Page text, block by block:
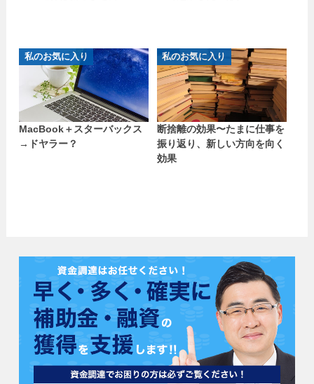
私のお気に入り
MacBook＋スターバックス
→ドヤラー？
私のお気に入り
断捨離の効果〜たまに仕事を
振り返り、新しい方向を向く
効果